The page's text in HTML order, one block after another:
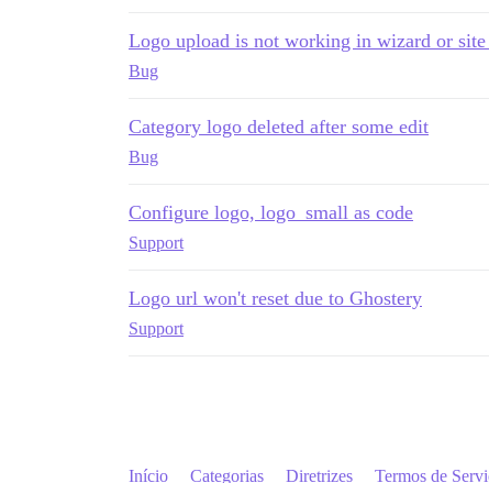
Logo upload is not working in wizard or site
Bug
Category logo deleted after some edit
Bug
Configure logo, logo_small as code
Support
Logo url won't reset due to Ghostery
Support
Início Categorias Diretrizes Termos de